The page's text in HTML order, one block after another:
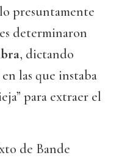
presuntamente
determinaron
, dictando
las que instaba
para extraer el
de Bande